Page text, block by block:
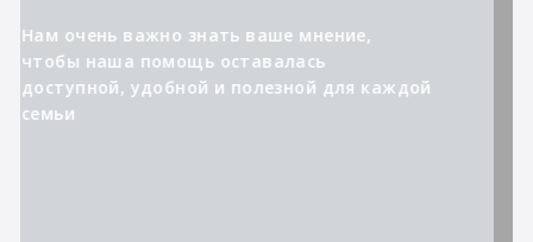
реализации программ фонда,
помогая изменять к лучшему